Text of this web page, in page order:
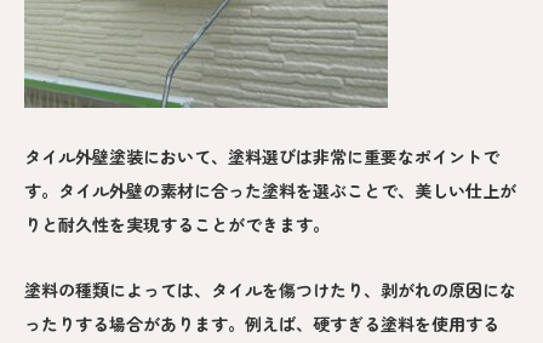
タイル外壁塗装において、塗料選びは非常に重要なポイントで
す。タイル外壁の素材に合った塗料を選ぶことで、美しい仕上が
りと耐久性を実現することができます。
塗料の種類によっては、タイルを傷つけたり、剥がれの原因にな
ったりする場合があります。例えば、硬すぎる塗料を使用する